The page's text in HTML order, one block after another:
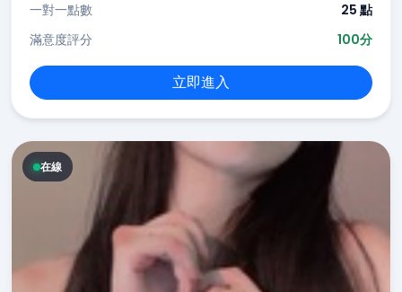
一對一點數
25 點
滿意度評分
100分
立即進入
在線